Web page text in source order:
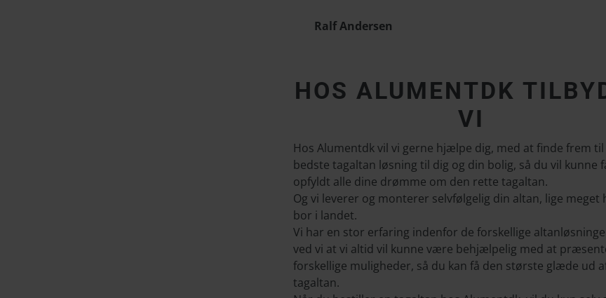
Ralf Andersen
HOS ALUMENTDK
VI
Hos Alumentdk vil vi gerne hjælpe dig, med at finde frem til
bedste tagaltan løsning til dig og din bolig, så du vil kunne
opfyldt alle dine drømme om den rette tagaltan.
Og vi leverer og monterer selvfølgelig din altan, lige meget
bor i landet.
Vi har en stor erfaring indenfor de forskellige
ved vi at vi altid vil kunne være behjælpelig med at
forskellige muligheder, så du kan få den største glæde ud
tagaltan.